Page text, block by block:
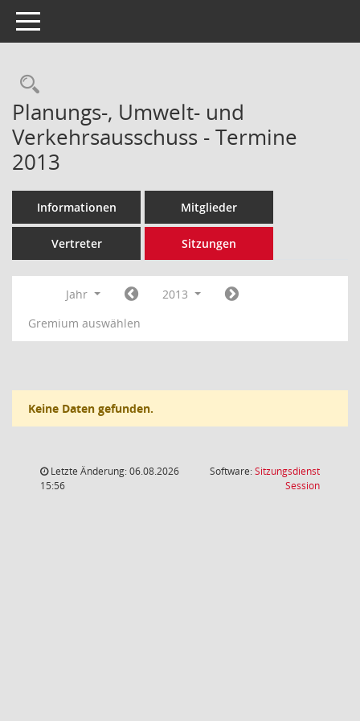
Toggle navigation
Rechercheauswahl
Planungs-, Umwelt- und
Verkehrsausschuss - Termine
2013
Informationen Mitglieder
Vertreter Sitzungen
Jahr
2013
Gremium auswählen
Keine Daten gefunden.
Letzte Änderung: 06.08.2026
15:56
Software:Sitzungsdienst
Session(Wird in